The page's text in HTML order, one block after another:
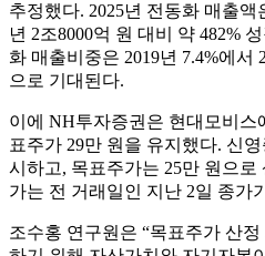
추정했다. 2025년 전동화 매출액
년 2조8000억 원 대비 약 482%
화 매출비중은 2019년 7.4%에서
으로 기대된다.
이에 NH투자증권은 현대모비스
표주가 29만 원을 유지했다. 신영
시하고, 목표주가는 25만 원으
가는 전 거래일인 지난 2일 종가
조수홍 연구원은 “목표주가 산